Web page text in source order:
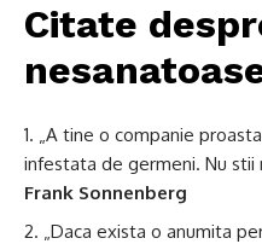
Citate
„A tine o companie
infestata de germeni. Nu stii
Frank Sonnenberg
„Daca exista o anumita